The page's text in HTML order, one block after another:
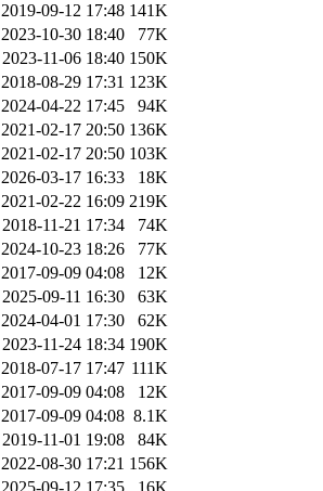
2019-09-12 17:48 141K
2023-10-30 18:40
77K
2023-11-06 18:40 150K
2018-08-29 17:31 123K
2024-04-22 17:45
94K
2021-02-17 20:50 136K
2021-02-17 20:50 103K
2026-03-17 16:33
18K
2021-02-22 16:09 219K
2018-11-21 17:34
74K
2024-10-23 18:26
77K
2017-09-09 04:08
12K
2025-09-11 16:30
63K
2024-04-01 17:30
62K
2023-11-24 18:34 190K
2018-07-17 17:47 111K
2017-09-09 04:08
12K
2017-09-09 04:08 8.1K
2019-11-01 19:08
84K
2022-08-30 17:21 156K